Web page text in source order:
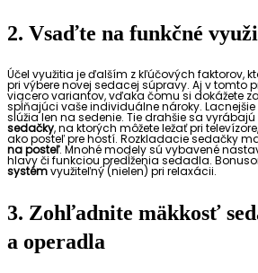
2. Vsaďte na funkčné
Účel využitia je ďalším z kľúčových faktorov,
pri výbere novej sedacej súpravy. Aj v tomto
viacero variantov, vďaka čomu si dokážete
spĺňajúci vaše individuálne nároky.
slúžia len na sedenie. Tie drahšie sa
sedačky, na ktorých môžete ležať pri
ako posteľ pre hostí. Rozkladacie sedačky
na posteľ. Mnohé modely sú vybavené
hlavy či funkciou predĺženia sedadla.
systémvyužiteľný (nielen) pri relaxácii.
3. Zohľadnite mäkkosť
a operadla